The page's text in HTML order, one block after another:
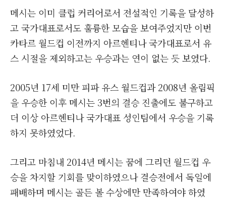
메시는 이미 클럽 커리어로서 전설적인 기록을 달성하
고 국가대표로서도 훌륭한 모습을 보여주었지만 이번
카타르 월드컵 이전까지 아르헨티나 국가대표로서 유
스 시절을 제외하고는 우승과는 연이 없는 듯 보였다.
2005년 17세 미만 피파 유스 월드컵과 2008년 올림픽
을 우승한 이후 메시는 3번의 결승 진출에도 불구하고
더 이상 아르헨티나 국가대표 성인팀에서 우승을 기록
하지 못하였었다.
그리고 마침내 2014년 메시는 꿈에 그리던 월드컵 우
승을 차지할 기회를 맞이하였으나 결승전에서 독일에
패배하며 메시는 골든 볼 수상에만 만족하여야 하였